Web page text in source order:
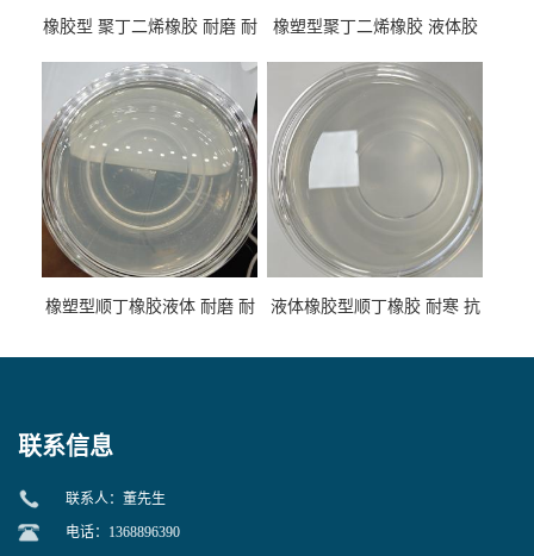
橡胶型 聚丁二烯橡胶 耐磨 耐
性
橡塑型聚丁二烯橡胶 液体胶
专用
橡塑型顺丁橡胶液体 耐磨 耐
液体橡胶型顺丁橡胶 耐寒 抗
联系信息
联系人：董先生
电话：1368896390